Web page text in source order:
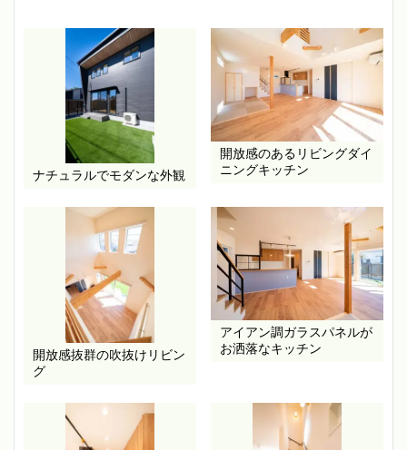
ナチュラルでモダンな外観
開放感のあるリビングダイ
ニングキッチン
開放感抜群の吹抜けリビン
グ
アイアン調ガラスパネルが
お洒落なキッチン